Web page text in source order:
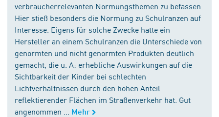
verbraucherrelevanten Normungsthemen zu befassen.
Hier stieß besonders die Normung zu Schulranzen auf
Interesse. Eigens für solche Zwecke hatte ein
Hersteller an einem Schulranzen die Unterschiede von
genormten und nicht genormten Produkten deutlich
gemacht, die u. A: erhebliche Auswirkungen auf die
Sichtbarkeit der Kinder bei schlechten
Lichtverhältnissen durch den hohen Anteil
reflektierender Flächen im Straßenverkehr hat. Gut
angenommen ...
Mehr